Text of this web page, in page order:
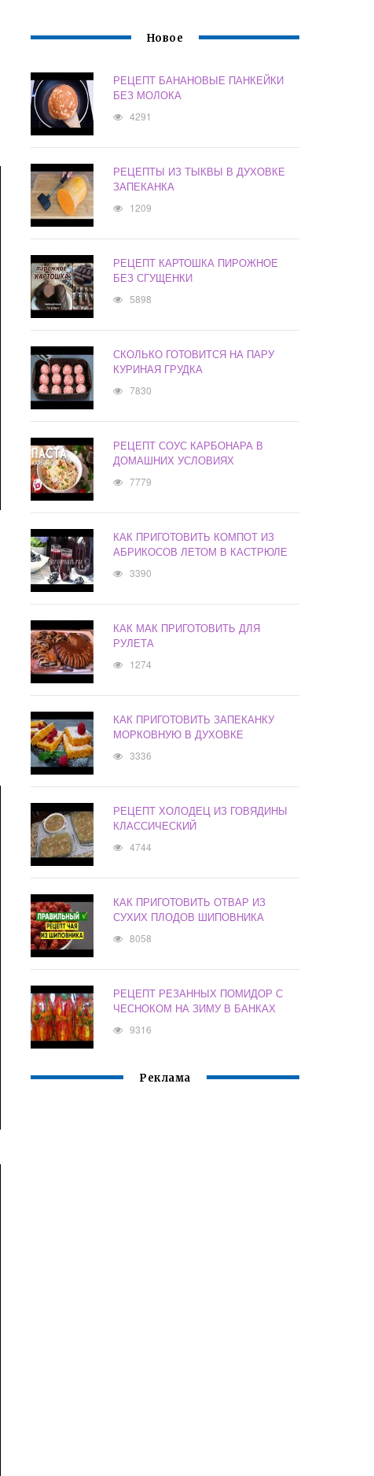
Новое
РЕЦЕПТ БАНАНОВЫЕ ПАНКЕЙКИ
БЕЗ МОЛОКА
4291
РЕЦЕПТЫ ИЗ ТЫКВЫ В ДУХОВКЕ
ЗАПЕКАНКА
1209
РЕЦЕПТ КАРТОШКА ПИРОЖНОЕ
БЕЗ СГУЩЕНКИ
5898
СКОЛЬКО ГОТОВИТСЯ НА ПАРУ
КУРИНАЯ ГРУДКА
7830
РЕЦЕПТ СОУС КАРБОНАРА В
ДОМАШНИХ УСЛОВИЯХ
7779
КАК ПРИГОТОВИТЬ КОМПОТ ИЗ
АБРИКОСОВ ЛЕТОМ В КАСТРЮЛЕ
3390
КАК МАК ПРИГОТОВИТЬ ДЛЯ
РУЛЕТА
1274
КАК ПРИГОТОВИТЬ ЗАПЕКАНКУ
МОРКОВНУЮ В ДУХОВКЕ
3336
РЕЦЕПТ ХОЛОДЕЦ ИЗ ГОВЯДИНЫ
КЛАССИЧЕСКИЙ
4744
КАК ПРИГОТОВИТЬ ОТВАР ИЗ
СУХИХ ПЛОДОВ ШИПОВНИКА
8058
РЕЦЕПТ РЕЗАННЫХ ПОМИДОР С
ЧЕСНОКОМ НА ЗИМУ В БАНКАХ
9316
Реклама